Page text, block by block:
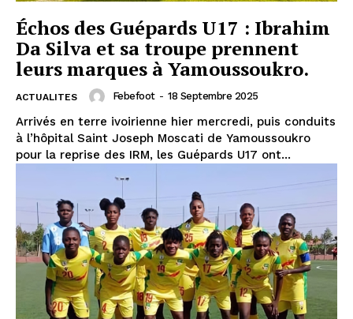
Échos des Guépards U17 : Ibrahim
Da Silva et sa troupe prennent
leurs marques à Yamoussoukro.
ACTUALITES Febefoot - 18 Septembre 2025
Arrivés en terre ivoirienne hier mercredi, puis conduits
à l’hôpital Saint Joseph Moscati de Yamoussoukro
pour la reprise des IRM, les Guépards U17 ont...